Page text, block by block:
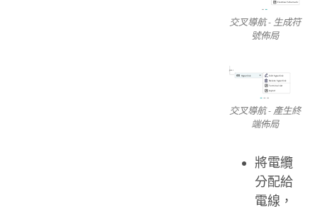
交叉導航 - 生成符
號佈局
交叉導航 - 產生終
端佈局
將電纜
分配給
電線，